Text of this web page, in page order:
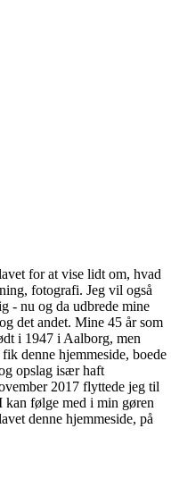
for at vise lidt om, hvad
fotografi. Jeg vil også
- nu og da udbrede mine
det andet. Mine 45 år som
i 1947 i Aalborg, men
denne hjemmeside, boede
opslag især haft
2017 flyttede jeg til
følge med i min gøren
denne hjemmeside, på